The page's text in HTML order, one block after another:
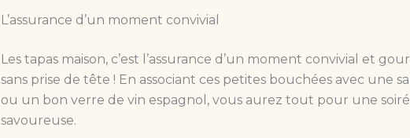
L’assurance d’un moment convivial
Les tapas maison, c’est l’assurance d’un moment convivial et
sans prise de tête ! En associant ces petites bouchées avec une
ou un bon verre de vin espagnol, vous aurez tout pour une
savoureuse.